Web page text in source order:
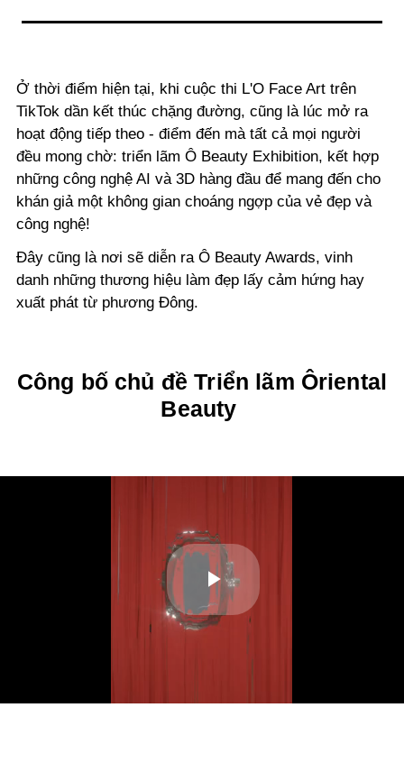
Ở thời điểm hiện tại, khi cuộc thi L'O Face Art trên
TikTok dần kết thúc chặng đường, cũng là lúc mở ra
hoạt động tiếp theo - điểm đến mà tất cả mọi người
đều mong chờ: triển lãm Ô Beauty Exhibition, kết hợp
những công nghệ AI và 3D hàng đầu để mang đến cho
khán giả một không gian choáng ngợp của vẻ đẹp và
công nghệ!
Đây cũng là nơi sẽ diễn ra Ô Beauty Awards, vinh
danh những thương hiệu làm đẹp lấy cảm hứng hay
xuất phát từ phương Đông.
Công bố chủ đề Triển lãm Ôriental
Beauty
Play